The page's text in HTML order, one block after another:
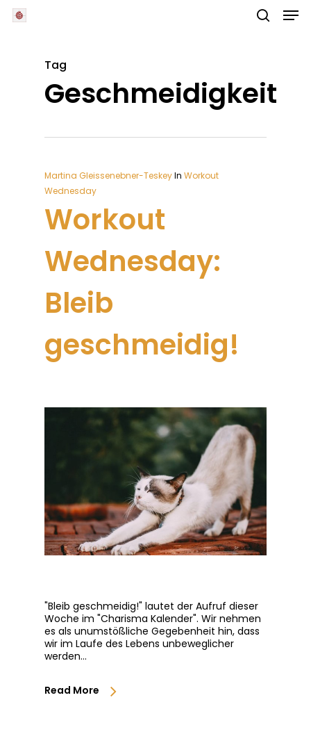
Skip
Tag
Geschmeidigkeit
Martina Gleissenebner-TeskeyIn Workout
Wednesday
Workout
Wednesday:
Bleib
geschmeidig!
"Bleib geschmeidig!" lautet der Aufruf dieser
Woche im "Charisma Kalender". Wir nehmen
es als unumstößliche Gegebenheit hin, dass
wir im Laufe des Lebens unbeweglicher
werden…
Read More